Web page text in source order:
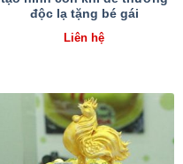
độc lạ tặng bé gái
Liên hệ